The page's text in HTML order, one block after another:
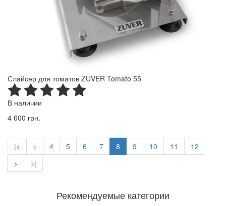
Слайсер для томатов ZUVER Tomato 55
В наличии
4 600 грн.
|< < 4 5 6 7 8 9 10 11
12
>
>|
Рекомендуемые категории